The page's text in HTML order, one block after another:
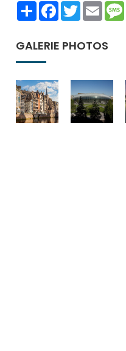
ShareFacebookTwitterEmail
GALERIE PHOTOS